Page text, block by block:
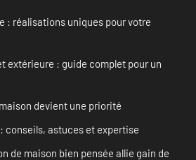
: réalisations uniques pour votre
extérieure : guide complet pour un
devient une priorité
conseils, astuces et expertise
de maison bien pensée allie gain de